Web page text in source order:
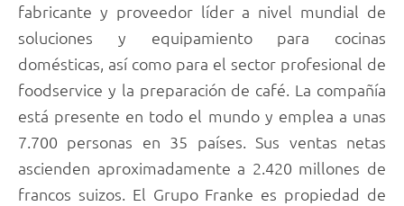
fabricante y proveedor líder a nivel mundial de
soluciones y equipamiento para cocinas
domésticas, así como para el sector profesional de
foodservice y la preparación de café. La compañía
está presente en todo el mundo y emplea a unas
7.700 personas en 35 países. Sus ventas netas
ascienden aproximadamente a 2.420 millones de
francos suizos. El Grupo Franke es propiedad de